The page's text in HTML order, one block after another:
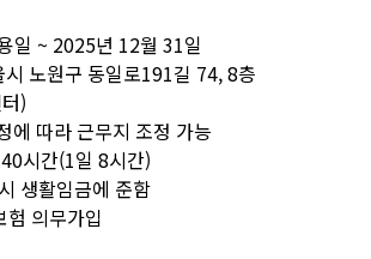
일 ~ 2025년 12월 31일
노원구 동일로191길 74, 8층
)
따라 근무지 조정 가능
시간(1일 8시간)
생활임금에 준함
의무가입